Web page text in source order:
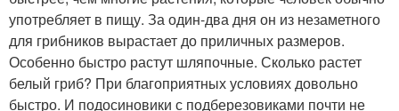
употребляет в пищу. За один-два дня он из незаметного
для грибников вырастает до приличных размеров.
Особенно быстро растут шляпочные. Сколько растет
белый гриб? При благоприятных условиях довольно
быстро. И подосиновики с подберезовиками почти не